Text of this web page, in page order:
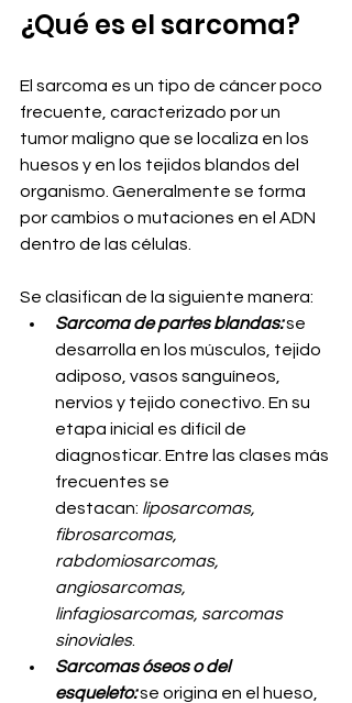
¿Qué es el sarcoma?
El sarcoma es un tipo de cáncer poco
frecuente, caracterizado por un
tumor maligno que se localiza en los
huesos y en los tejidos blandos del
organismo. Generalmente se forma
por cambios o mutaciones en el ADN
dentro de las células.
Se clasifican de la siguiente manera:
Sarcoma de partes blandas: se
desarrolla en los músculos, tejido
adiposo, vasos sanguíneos,
nervios y tejido conectivo. En su
etapa inicial es difícil de
diagnosticar. Entre las clases más
frecuentes se
destacan: liposarcomas,
fibrosarcomas,
rabdomiosarcomas,
angiosarcomas,
linfagiosarcomas, sarcomas
sinoviales.
Sarcomas óseos o del
esqueleto: se origina en el hueso,